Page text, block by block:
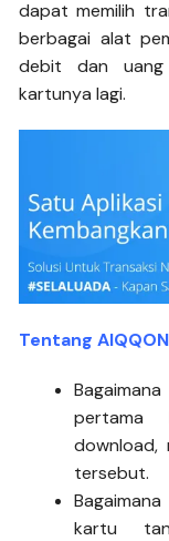
dapat memilih
berbagai alat
debit dan uang
kartunya lagi.
Tentang AIQQON
pertama
download,
tersebut.
kartu